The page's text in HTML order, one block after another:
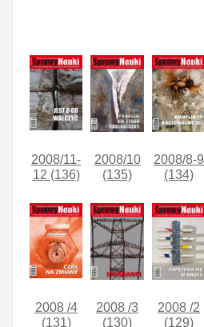
2008/11-
12 (136)
2008/10
(135)
2008/8-9
(134)
2008 /4
(131)
2008 /3
(130)
2008 /2
(129)